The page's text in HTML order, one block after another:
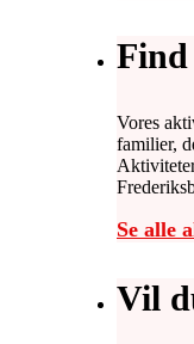
Vores
familier,
Se alle
Vil